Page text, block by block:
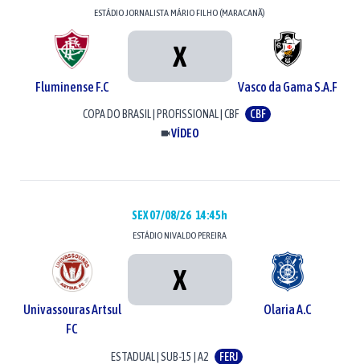
ESTÁDIO JORNALISTA MÁRIO FILHO (MARACANÃ)
Fluminense F.C
X
Vasco da Gama S.A.F
COPA DO BRASIL PROFISSIONAL CBF
CBF
VÍDEO
SEX 07/08/26 14:45h
ESTÁDIONIVALDO PEREIRA
Univassouras Artsul
FC
X
Olaria A.C
ESTADUAL|SUB-15 |A2 FERJ